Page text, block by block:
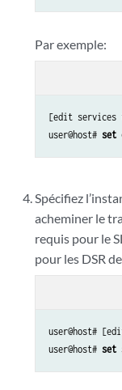
Par exemple:
[edit services
user@host# set
Spécifiez
acheminer le
requis pour le
pour les DSR
user@host#
user@host# set